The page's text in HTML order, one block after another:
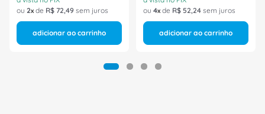
ou 2 de R$ 72,49 sem juros
adicionar ao carrinho
ou 4 de R$ 52,24 sem juros
adicionar ao carrinho